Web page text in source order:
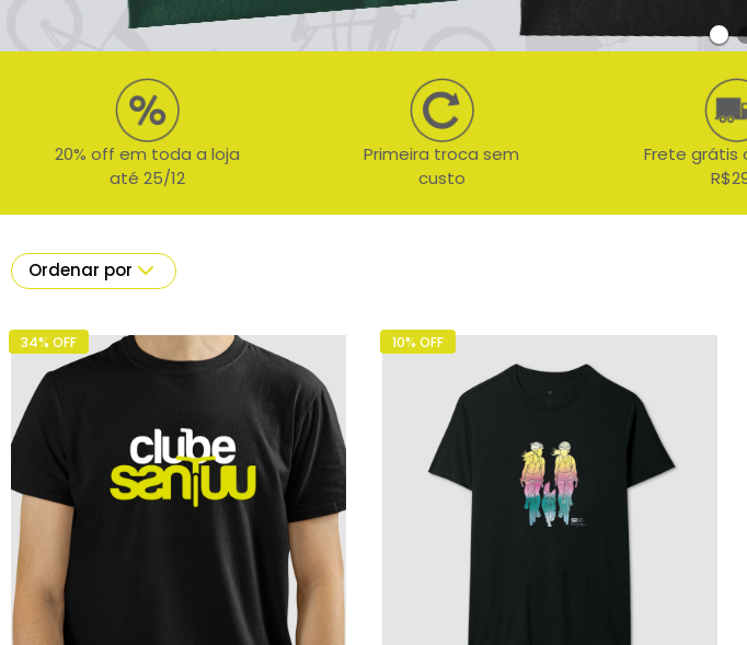
20% off em toda a loja
até 25/12
Primeira troca sem
custo
Frete grátis
Ordenar por
34% OFF 10% OFF